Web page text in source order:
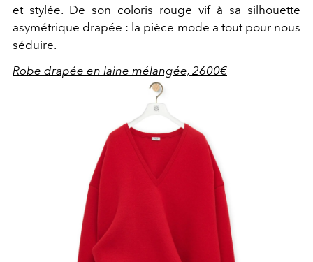
et stylée. De son coloris rouge vif à sa silhouette
asymétrique drapée : la pièce mode a tout pour nous
séduire.
Robe drapée en laine mélangée, 2600€